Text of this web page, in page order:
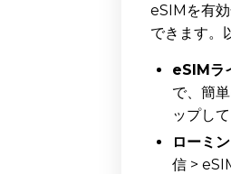
eSIMを有
できます。
eSIMラ
で、簡
ップし
ローミ
信 >